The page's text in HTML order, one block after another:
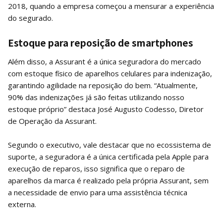
2018, quando a empresa começou a mensurar a experiência
do segurado.
Estoque para reposição de smartphones
Além disso, a Assurant é a única seguradora do mercado
com estoque físico de aparelhos celulares para indenização,
garantindo agilidade na reposição do bem. “Atualmente,
90% das indenizações já são feitas utilizando nosso
estoque próprio” destaca José Augusto Codesso, Diretor
de Operação da Assurant.
Segundo o executivo, vale destacar que no ecossistema de
suporte, a seguradora é a única certificada pela Apple para
execução de reparos, isso significa que o reparo de
aparelhos da marca é realizado pela própria Assurant, sem
a necessidade de envio para uma assistência técnica
externa.